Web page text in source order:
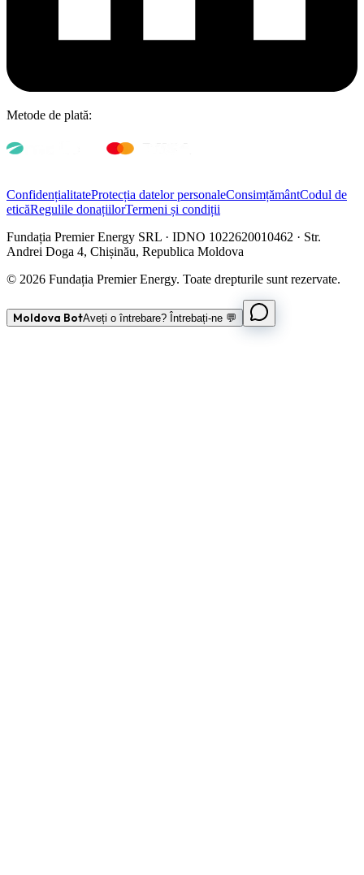
Metode de plată:
ConfidențialitateProtecția datelor personaleConsimțământCodul de
eticăRegulile donațiilorTermeni și condiții
Fundația Premier Energy SRL · IDNO 1022620010462 · Str.
Andrei Doga 4, Chișinău, Republica Moldova
© 2026 Fundația Premier Energy. Toate drepturile sunt rezervate.
Moldova BotAveți o întrebare? Întrebați-ne 💬